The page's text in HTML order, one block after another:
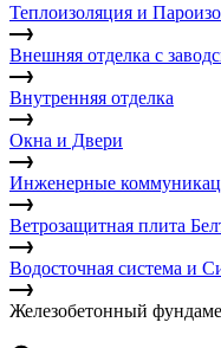
Теплоизоляция и
Внешняя отделка с
Внутренняя отделка
Окна и Двери
Инженерные
Ветрозащитная плита
Водосточная система и
Железобетонный